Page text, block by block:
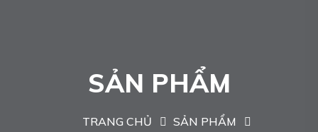
SẢN PHẨM
TRANG CHỦ
SẢN PHẨM